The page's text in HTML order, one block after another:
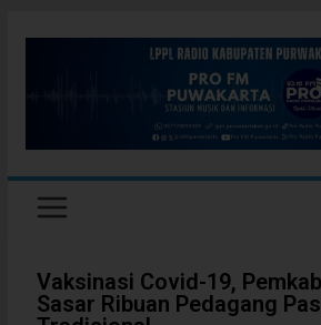
Vaksinasi Covid-19,
Sasar Ribuan Pedagang